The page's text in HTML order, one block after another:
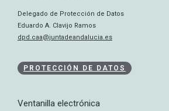
Delegado de Protección de Datos
Eduardo A. Clavijo Ramos
dpd.caa@juntadeandalucia.es
PROTECCIÓN DE DATOS
Ventanilla electrónica